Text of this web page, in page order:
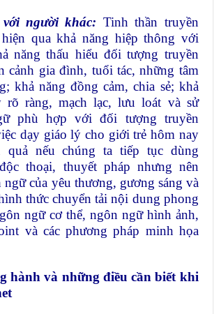
người khác: Tinh thần truyền
qua khả năng hiệp thông với
năng thấu hiểu đối tượng truyền
cảnh gia đình, tuổi tác, những tâm
khả năng đồng cảm, chia sẻ; khả
rõ ràng, mạch lạc, lưu loát và sử
phù hợp với đối tượng truyền
dạy giáo lý cho giới trẻ hôm nay
quả nếu chúng ta tiếp tục dùng
thoại, thuyết pháp nhưng nên
ngữ của yêu thương, gương sáng và
thức chuyển tải nội dung phong
ngữ cơ thể, ngôn ngữ hình ảnh,
và các phương pháp minh họa
hành và những điều cần biết khi